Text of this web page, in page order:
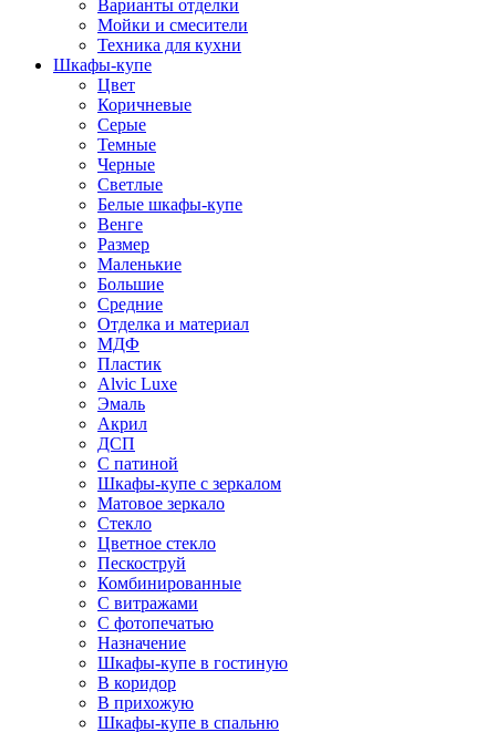
Варианты отделки
Мойки и смесители
Техника для кухни
Шкафы-купе
Цвет
Коричневые
Серые
Темные
Черные
Светлые
Белые шкафы-купе
Венге
Размер
Маленькие
Большие
Средние
Отделка и материал
МДФ
Пластик
Alvic Luxe
Эмаль
Акрил
ДСП
С патиной
Шкафы-купе с зеркалом
Матовое зеркало
Стекло
Цветное стекло
Пескоструй
Комбинированные
С витражами
С фотопечатью
Назначение
Шкафы-купе в гостиную
В коридор
В прихожую
Шкафы-купе в спальню